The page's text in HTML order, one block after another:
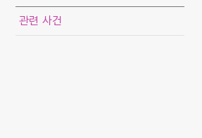
관련 사건